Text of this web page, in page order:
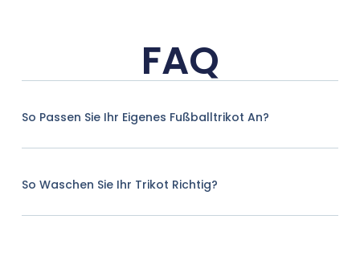
FAQ
So Passen Sie Ihr Eigenes Fußballtrikot An?
So Waschen Sie Ihr Trikot Richtig?